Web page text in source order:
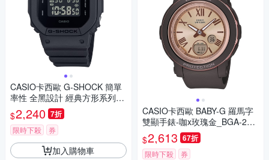
CASIO卡西歐 G-SHOCK 簡單
率性 全黑設計 經典方形系列_D
W-5600UBB-1_42.8mm
$2,240 7折
限時下殺 券
加入購物車
CASIO卡西歐 BABY-G 羅馬字
雙顯手錶-咖x玫瑰金_BGA-290
-5A_41.5mm
$2,613 67折
限時下殺 券